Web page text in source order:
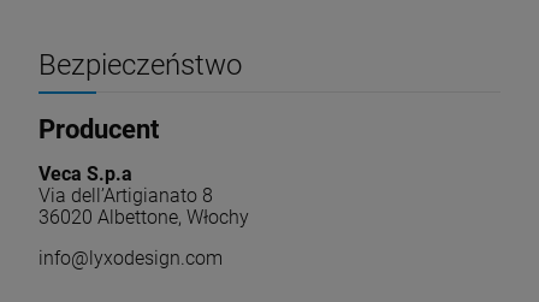
Bezpieczeństwo
Producent
Veca S.p.a
Via dell’Artigianato 8
36020 Albettone, Włochy
info@lyxodesign.com